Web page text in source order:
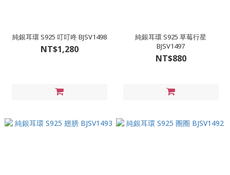
純銀耳環 S925 叮叮咚 BJSV1498
NT$1,280
純銀耳環 S925 草莓行星
BJSV1497
NT$880